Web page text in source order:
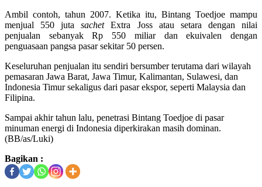
Ambil contoh, tahun 2007. Ketika itu, Bintang Toedjoe mampu
menjual 550 jutasachetExtra Joss atau setara dengan nilai
penjualan sebanyak Rp 550 miliar dan ekuivalen dengan
penguasaan pangsa pasar sekitar 50 persen.
Keseluruhan penjualan itu sendiri bersumber terutama dari wilayah
pemasaran Jawa Barat, Jawa Timur, Kalimantan, Sulawesi, dan
Indonesia Timur sekaligus dari pasar ekspor, seperti Malaysia dan
Filipina.
Sampai akhir tahun lalu, penetrasi Bintang Toedjoe di pasar
minuman energi di Indonesia diperkirakan masih dominan.
(BB/as/Luki)
Bagikan :